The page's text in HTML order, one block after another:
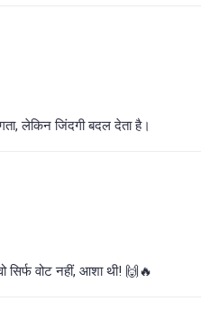
लेकिन जिंदगी बदल देता है।
सिर्फ वोट नहीं, आशा थी! 🙌🔥